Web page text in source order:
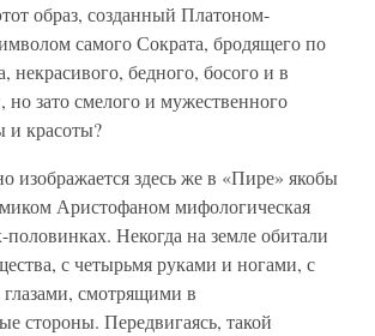
образ, созданный Платоном-
самого Сократа, бродящего по
некрасивого, бедного, босого и в
зато смелого и мужественного
и красоты?
изображается здесь же в «Пире» якобы
Аристофаном мифологическая
Некогда на земле обитали
с четырьмя руками и ногами, с
смотрящими в
стороны. Передвигаясь, такой